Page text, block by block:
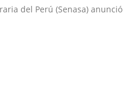
del Perú (Senasa) anunció